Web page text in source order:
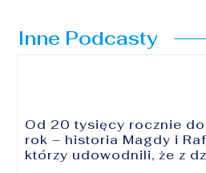
Inne Podcasty
Od 20 tysięcy rocznie
rok – historia Magdy i
którzy udowodnili, że z